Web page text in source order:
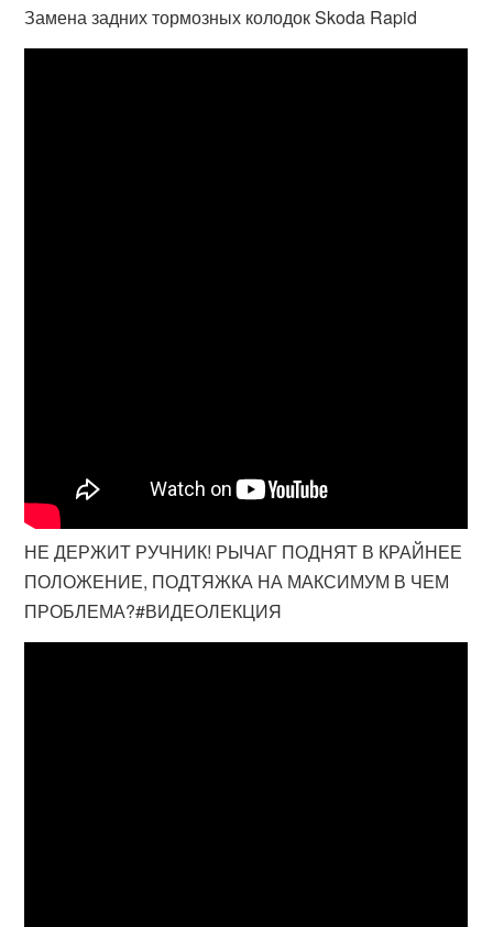
Замена задних тормозных колодок Skoda Rapid
НЕ ДЕРЖИТ РУЧНИК! РЫЧАГ ПОДНЯТ В КРАЙНЕЕ
ПОЛОЖЕНИЕ, ПОДТЯЖКА НА МАКСИМУМ В ЧЕМ
ПРОБЛЕМА?#ВИДЕОЛЕКЦИЯ